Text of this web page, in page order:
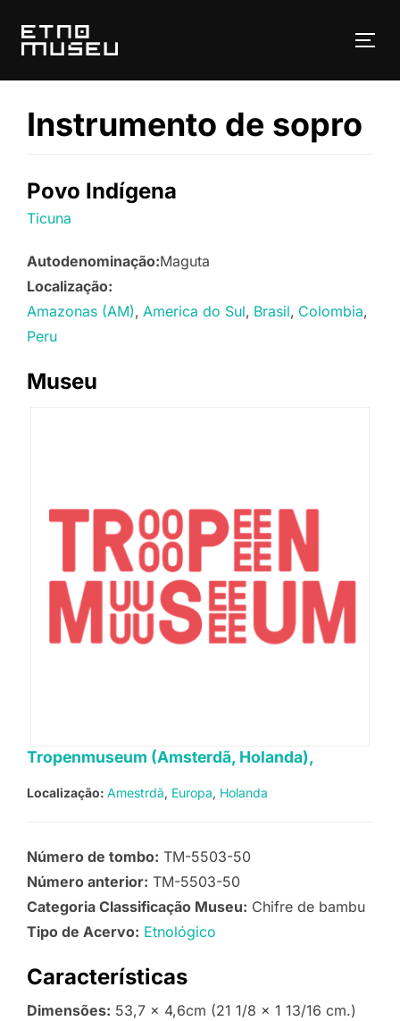
para
Instrumento de sopro
Povo Indígena
Ticuna
Autodenominação:Maguta
Localização:
Amazonas (AM) America do Sul Brasil Colombia
Peru
Museu
Tropenmuseum (Amsterdã, Holanda),
Localização: Amestrdã Europa Holanda
Número de tombo: TM-5503-50
Número anterior: TM-5503-50
Categoria Classificação Museu: Chifre de bambu
Tipo de Acervo: Etnológico
Características
Dimensões: 53,7 x 4,6cm (21 1/8 x 1 13/16 cm.)